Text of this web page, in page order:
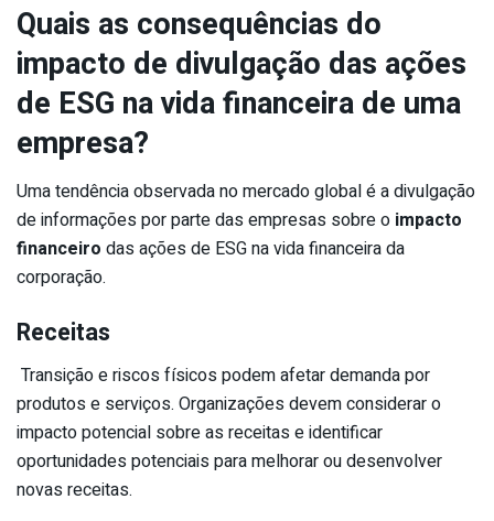
Quais as consequências do
impacto de divulgação das ações
de ESG na vida financeira de uma
empresa?
Uma tendência observada no mercado global é a divulgação
de informações por parte das empresas sobre o impacto
financeiro das ações de ESG na vida financeira da
corporação.
Receitas
Transição e riscos físicos podem afetar demanda por
produtos e serviços. Organizações devem considerar o
impacto potencial sobre as receitas e identificar
oportunidades potenciais para melhorar ou desenvolver
novas receitas.